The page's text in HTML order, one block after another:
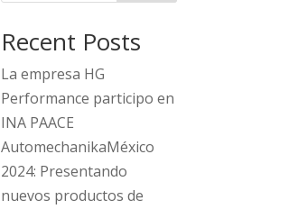
Recent Posts
La empresa HG
Performance participo en
INA PAACE
AutomechanikaMéxico
2024: Presentando
nuevos productos de